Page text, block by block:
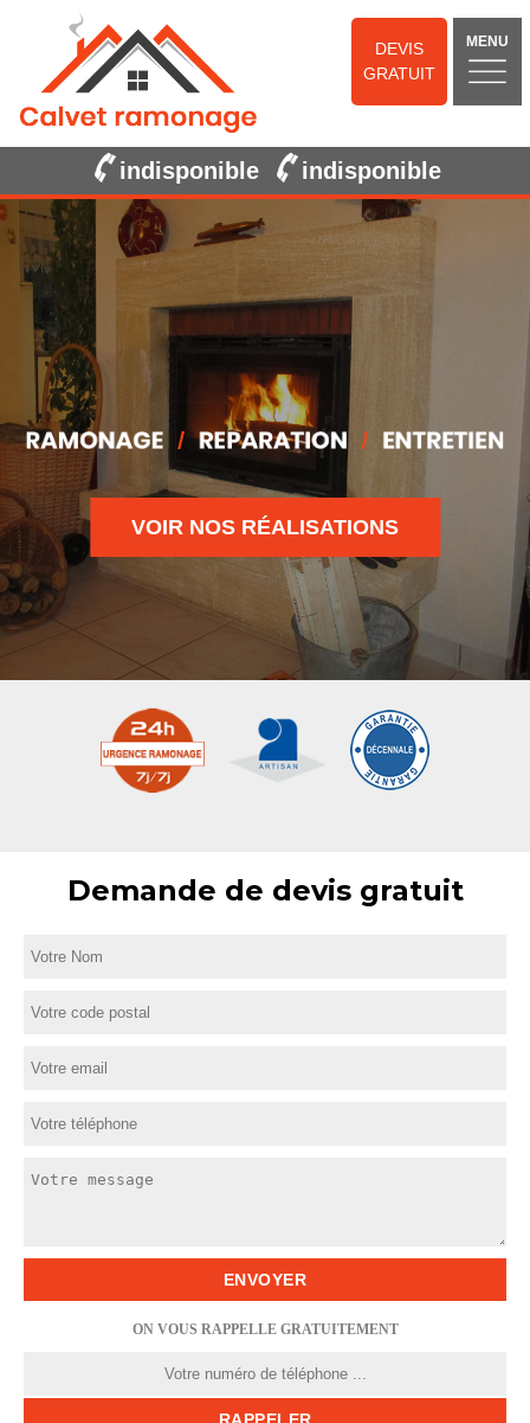
DEVIS
GRATUIT
MENU
indisponible indisponible
VOIR NOS RÉALISATIONS
Demande de devis gratuit
ON VOUS RAPPELLE GRATUITEMENT